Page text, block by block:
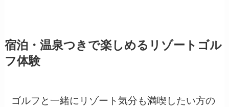
宿泊・温泉つきで楽しめるリゾートゴル
フ体験
ゴルフと一緒にリゾート気分も満喫したい方の